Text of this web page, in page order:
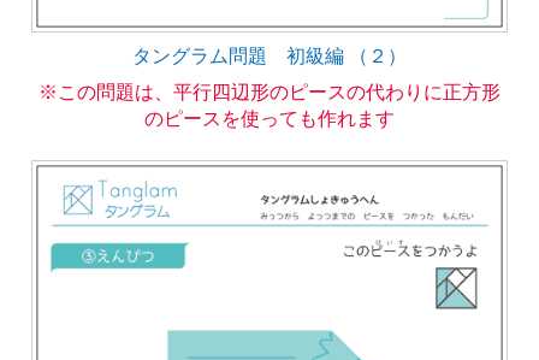
タングラム問題 初級編 （２）
※この問題は、平行四辺形のピースの代わりに正方形
のピースを使っても作れます